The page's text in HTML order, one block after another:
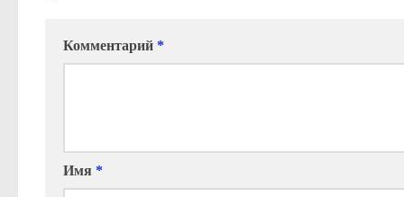
Комментарий *
Имя *